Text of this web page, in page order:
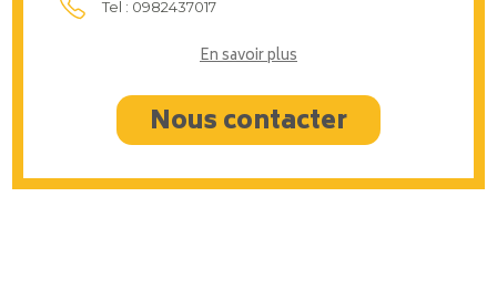
Tel : 0982437017
En savoir plus
Nous contacter